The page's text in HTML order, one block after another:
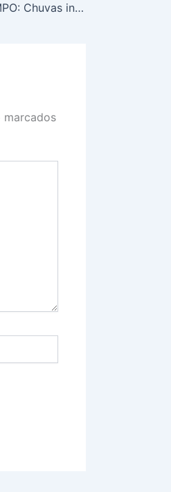
PREVISÃO DO TEMPO: Chuvas intensas são esperadas neste sábado no Sudeste
marcados